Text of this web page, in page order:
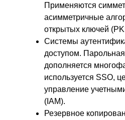
Применяются
асимметричные
открытых ключей
Системы
доступом.
дополняется
используется SSO,
управление
(IAM).
Резервное